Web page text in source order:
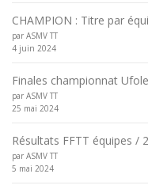
CHAMPION : Titre par
par ASMV TT
4 juin 2024
Finales championnat
par ASMV TT
25 mai 2024
Résultats FFTT équipes /
par ASMV TT
5 mai 2024